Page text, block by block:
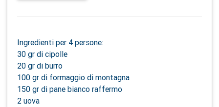
Ingredienti per 4 persone:
30 gr di cipolle
20 gr di burro
100 gr di formaggio di montagna
150 gr di pane bianco raffermo
2 uova